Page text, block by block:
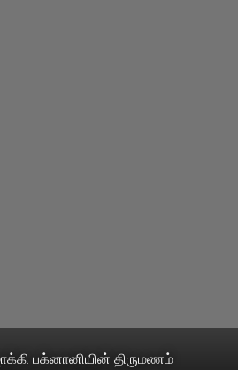
பக்னானியின் திருமணம்